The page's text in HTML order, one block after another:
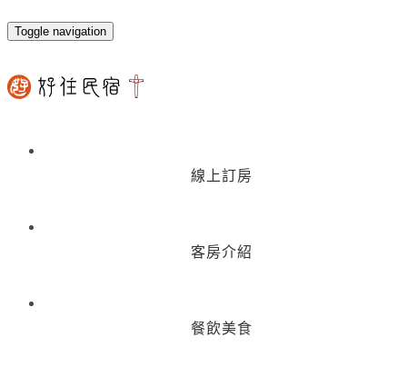
Toggle navigation
線上訂房
客房介紹
餐飲美食